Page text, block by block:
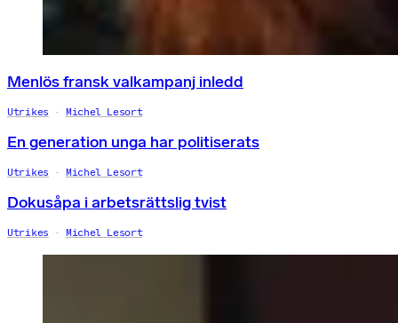
Menlös fransk valkampanj inledd
Utrikes Michel Lesort
En generation unga har politiserats
Utrikes Michel Lesort
Dokusåpa i arbetsrättslig tvist
Utrikes Michel Lesort